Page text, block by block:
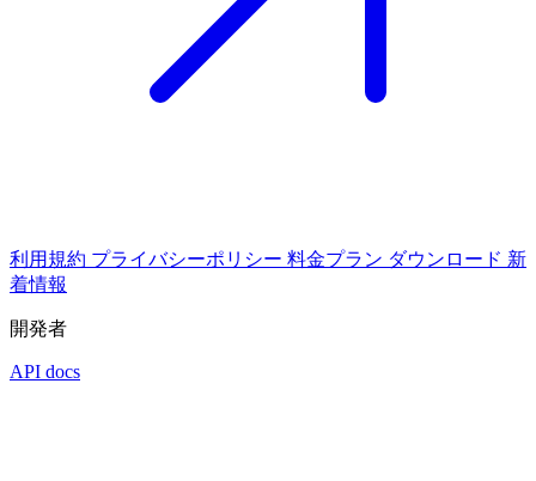
利用規約 プライバシーポリシー 料金プラン ダウンロード 新
着情報
開発者
API docs